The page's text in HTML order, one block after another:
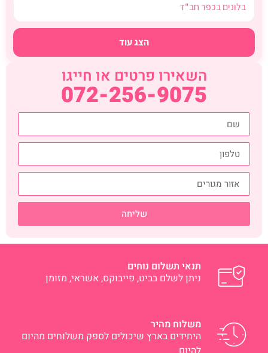
בלונים בכפר חב"ד
הצג עוד
השאירו פרטים או חייגו
072-256-9075
שליחה
תנאי תשלום נוחים
ניתן לשלם בביט, פייבוקס, אשראי, מזומן
משלוח מהיר
היחידים בארץ שיכולים לספק משלוחים מהיום